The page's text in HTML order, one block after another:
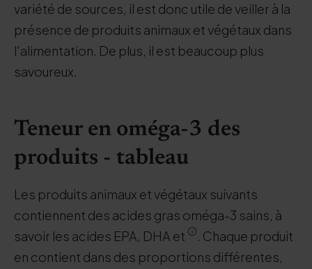
variété de sources, il est donc utile de veiller à la
présence de produits animaux et végétaux dans
l'alimentation. De plus, il est beaucoup plus
savoureux.
Teneur en oméga-3 des
produits - tableau
Les produits animaux et végétaux suivants
contiennent des acides gras oméga-3 sains, à
savoir les acides EPA, DHA et
. Chaque produit
en contient dans des proportions différentes,